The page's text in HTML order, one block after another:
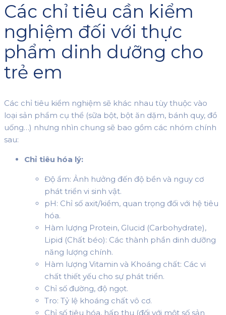
Các chỉ tiêu cần kiểm
nghiệm đối với thực
phẩm dinh dưỡng cho
trẻ em
Các chỉ tiêu kiểm nghiệm sẽ khác nhau tùy thuộc vào
loại sản phẩm cụ thể (sữa bột, bột ăn dặm, bánh quy, đồ
uống…) nhưng nhìn chung sẽ bao gồm các nhóm chính
sau:
Chỉ tiêu hóa lý:
Độ ẩm: Ảnh hưởng đến độ bền và nguy cơ
phát triển vi sinh vật.
pH: Chỉ số axit/kiềm, quan trọng đối với hệ tiêu
hóa.
Hàm lượng Protein, Glucid (Carbohydrate),
Lipid (Chất béo): Các thành phần dinh dưỡng
năng lượng chính.
Hàm lượng Vitamin và Khoáng chất: Các vi
chất thiết yếu cho sự phát triển.
Chỉ số đường, độ ngọt.
Tro: Tỷ lệ khoáng chất vô cơ.
Chỉ số tiêu hóa, hấp thu (đối với một số sản